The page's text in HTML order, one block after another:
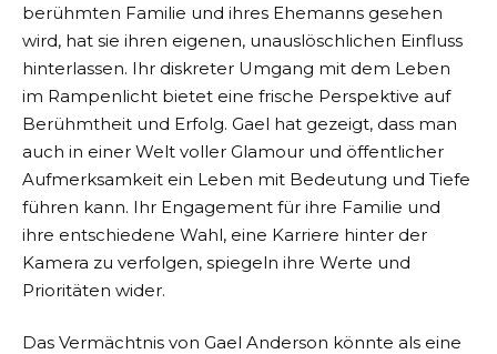
berühmten Familie und ihres Ehemanns gesehen
wird, hat sie ihren eigenen, unauslöschlichen Einfluss
hinterlassen. Ihr diskreter Umgang mit dem Leben
im Rampenlicht bietet eine frische Perspektive auf
Berühmtheit und Erfolg. Gael hat gezeigt, dass man
auch in einer Welt voller Glamour und öffentlicher
Aufmerksamkeit ein Leben mit Bedeutung und Tiefe
führen kann. Ihr Engagement für ihre Familie und
ihre entschiedene Wahl, eine Karriere hinter der
Kamera zu verfolgen, spiegeln ihre Werte und
Prioritäten wider.
Das Vermächtnis von Gael Anderson könnte als eine